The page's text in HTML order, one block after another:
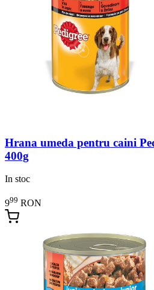
Hrana umeda pentru caini
400g
In stoc
999 RON